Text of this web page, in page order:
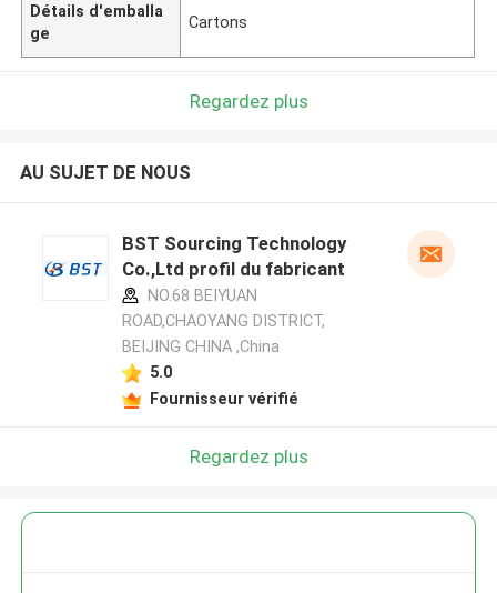
Détails d'emballa
ge
Cartons
Regardez plus
AU SUJET DE NOUS
BST Sourcing Technology
Co.,Ltd profil du fabricant
NO.68 BEIYUAN
ROAD,CHAOYANG DISTRICT,
BEIJING CHINA ,China
5.0
Fournisseur vérifié
Regardez plus